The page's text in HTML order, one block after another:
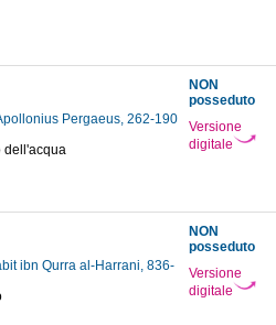
NON
posseduto
Versione
digitale
Pergaeus, 262-190
dell'acqua
NON
posseduto
Versione
digitale
ibn Qurra al-Harrani, 836-